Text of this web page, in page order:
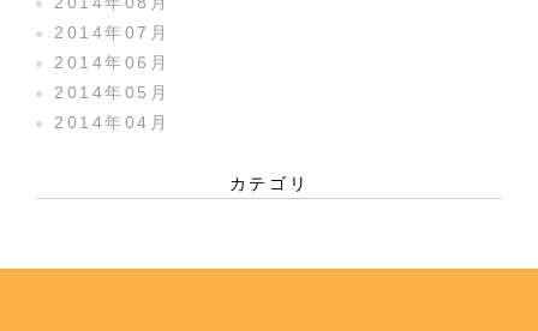
2014年07月
2014年06月
2014年05月
2014年04月
カテゴリ